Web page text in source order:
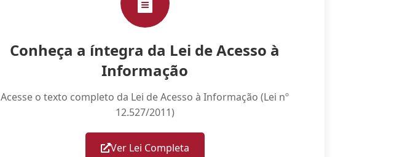
Conheça a íntegra da Lei de Acesso à
Informação
Acesse o texto completo da Lei de Acesso à Informação (Lei nº
12.527/2011)
Ver Lei Completa